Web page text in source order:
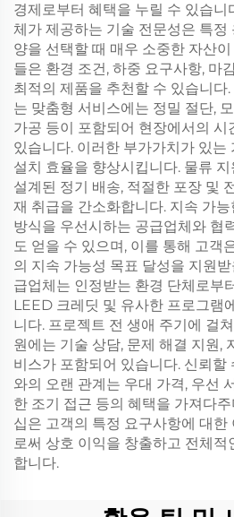
경제로부터 혜택을 누릴 수 있습
체가 제공하는 기술 전문성은 특정
양을 선택할 때 매우 소중한 자산
들은 환경 조건, 하중 요구사항, 마
최적의 제품을 추천할 수 있습니다
는 맞춤형 서비스에는 정밀 절단,
가공 등이 포함되어 현장에서의 시
있습니다. 이러한 부가가치가 있는
설치 효율을 향상시킵니다. 물류
설계된 정기 배송, 적절한 포장 및
재 취급을 간소화합니다. 지속 가
방식을 우선시하는 공급업체와 협
도 얻을 수 있으며, 이를 통해 고객
의 지속 가능성 목표 달성을 지원
급업체는 인정받는 환경 단체로부
LEED 크레딧 및 유사한 프로그램
니다. 프로젝트 전 생애 주기에 걸
원에는 기술 상담, 문제 해결 지원,
비스가 포함되어 있습니다. 신뢰
와의 오랜 관계는 우대 가격, 우선
한 조기 접근 등의 혜택을 가져다
십은 고객의 특정 요구사항에 대한
로써 상호 이익을 창출하고 전체적
합니다.